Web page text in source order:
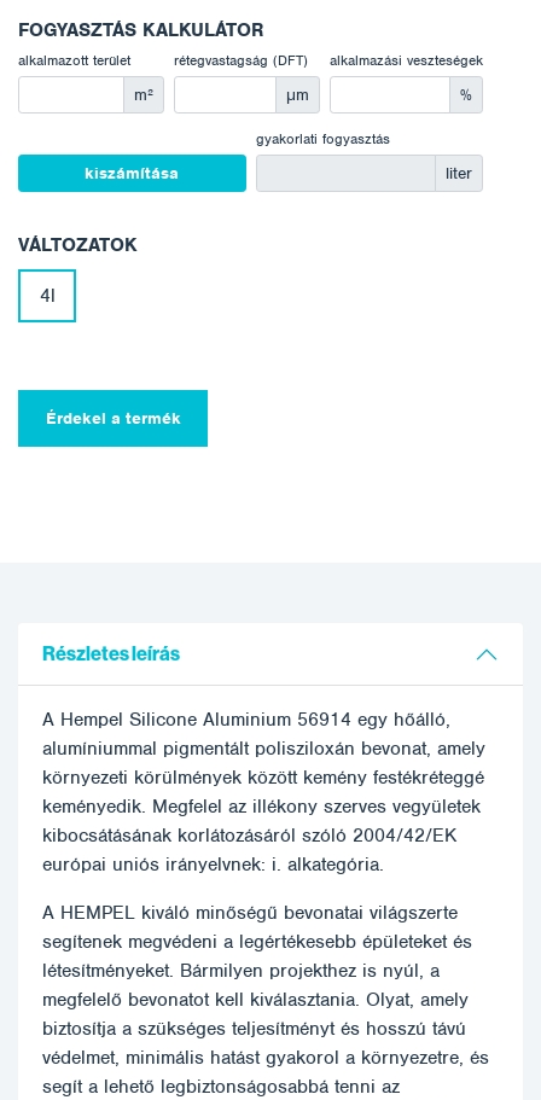
FOGYASZTÁS KALKULÁTOR
alkalmazott terület
m²
rétegvastagság (DFT)
μm
alkalmazási veszteségek
%
kiszámítása
gyakorlati fogyasztás
liter
VÁLTOZATOK
4l
Érdekel a termék
Részletes leírás
A Hempel Silicone Aluminium 56914 egy hőálló,
alumíniummal pigmentált polisziloxán bevonat, amely
környezeti körülmények között kemény festékréteggé
keményedik. Megfelel az illékony szerves vegyületek
kibocsátásának korlátozásáról szóló 2004/42/EK
európai uniós irányelvnek: i. alkategória.
A HEMPEL kiváló minőségű bevonatai világszerte
segítenek megvédeni a legértékesebb épületeket és
létesítményeket. Bármilyen projekthez is nyúl, a
megfelelő bevonatot kell kiválasztania. Olyat, amely
biztosítja a szükséges teljesítményt és hosszú távú
védelmet, minimális hatást gyakorol a környezetre, és
segít a lehető legbiztonságosabbá tenni az